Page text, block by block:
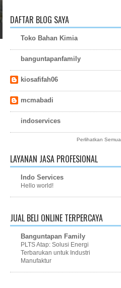
DAFTAR BLOG SAYA
Toko Bahan Kimia
banguntapanfamily
kiosafifah06
mcmabadi
indoservices
Perlihatkan Semua
LAYANAN JASA PROFESIONAL
Indo Services
Hello world!
JUAL BELI ONLINE TERPERCAYA
Banguntapan Family
PLTS Atap: Solusi Energi
Terbarukan untuk Industri
Manufaktur